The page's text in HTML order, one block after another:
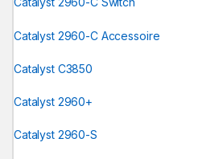
Catalyst 2960-C Accessoire
Catalyst C3850
Catalyst 2960+
Catalyst 2960-S